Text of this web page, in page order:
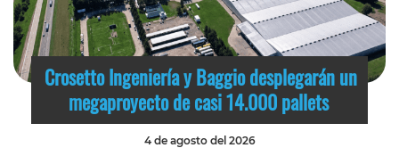
Crosetto Ingeniería y Baggio desplegarán un
megaproyecto de casi 14.000 pallets
4 de agosto del 2026